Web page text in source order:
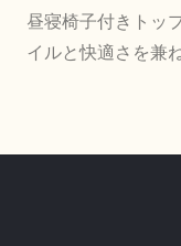
昼寝椅子付きトッ
イルと快適さを兼